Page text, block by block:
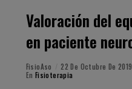
Valoración del
en paciente
FisioAso 22 De Octubre De 2019
En Fisioterapia